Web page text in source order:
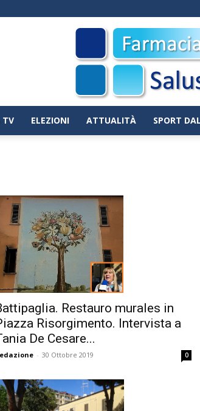
TV ELEZIONI ATTUALITÀ SPORT
Restauro murales in
Risorgimento. Intervista a
De Cesare...
- 30 Ottobre 2019 0